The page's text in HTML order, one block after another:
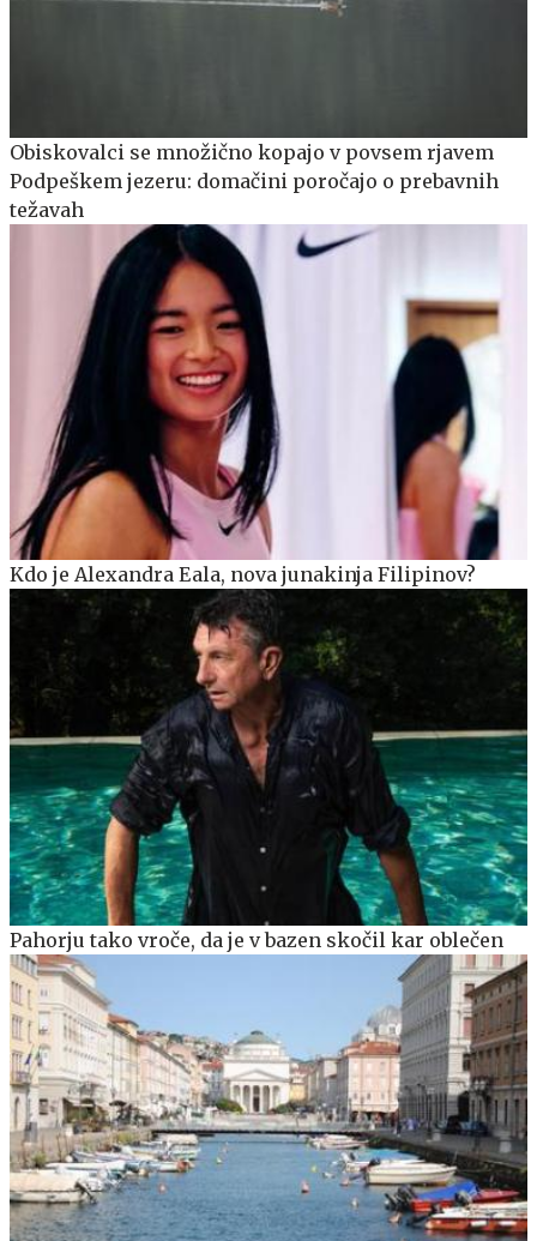
Obiskovalci se množično kopajo v povsem rjavem
Podpeškem jezeru: domačini poročajo o prebavnih
težavah
Kdo je Alexandra Eala, nova junakinja Filipinov?
Pahorju tako vroče, da je v bazen skočil kar oblečen